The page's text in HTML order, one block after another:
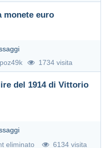
monete euro
1734 visita
del 1914 di Vittorio
eliminato 6134 visita